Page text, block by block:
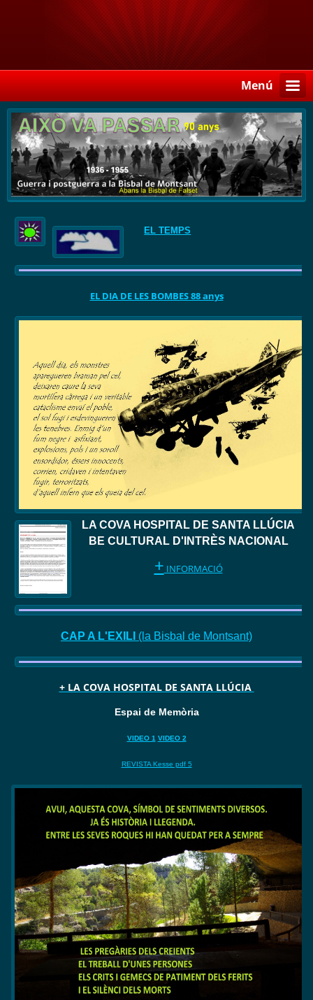
Menú
EL TEMPS
EL DIA DE LES BOMBES 88 anys
LA COVA HOSPITAL DE SANTA LLÚCIA
BE CULTURAL D'INTRÈS NACIONAL
+ INFORMACIÓ
CAP A L'EXILI (la Bisbal de Montsant)
+ LA COVA HOSPITAL DE SANTA LLÚCIA
Espai de Memòria
VIDEO 1 VIDEO 2
REVISTA Kesse pdf 5